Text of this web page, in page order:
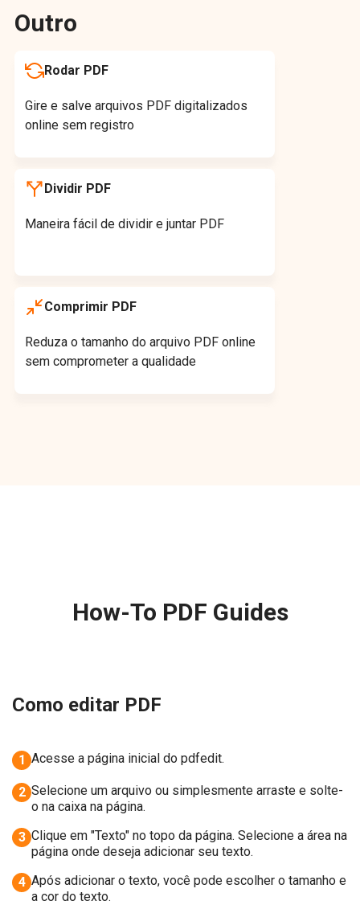
Outro
Rodar PDF
Gire e salve arquivos PDF digitalizados
online sem registro
Dividir PDF
Maneira fácil de dividir e juntar PDF
Comprimir PDF
Reduza o tamanho do arquivo PDF online
sem comprometer a qualidade
How-To PDF Guides
Como editar PDF
1 Acesse a página inicial do pdfedit.
2 Selecione um arquivo ou simplesmente arraste e solte-
o na caixa na página.
3 Clique em "Texto" no topo da página. Selecione a área na
página onde deseja adicionar seu texto.
4 Após adicionar o texto, você pode escolher o tamanho e
a cor do texto.